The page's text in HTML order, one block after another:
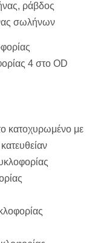
ράβδος
σωλήνων
4 στο OD
κατοχυρωμένο με